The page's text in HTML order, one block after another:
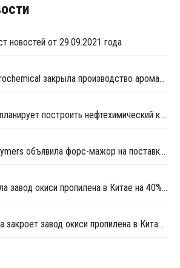
новостей от 29.09.2021 года
Sinpoec Jiujiang Petrochemical закрыла производство ароматики в провинции Аньхой
Zibo Qixiang Tengda планирует построить нефтехимический комплекс в Китае
Ineos Olefins and Polymers объявила форс-мажор на поставки ПП в Калифорнии
Tianjin Dagu загрузила завод окиси пропилена в Китае на 40% после перезапуска
Tianjin Dagu 19 марта закроет завод окиси пропилена в Китае на плановую профилактику